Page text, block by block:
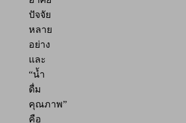
ปัจจัย
หลาย
อย่าง
และ
“น้ำ
ดื่ม
คุณภาพ”
คือ